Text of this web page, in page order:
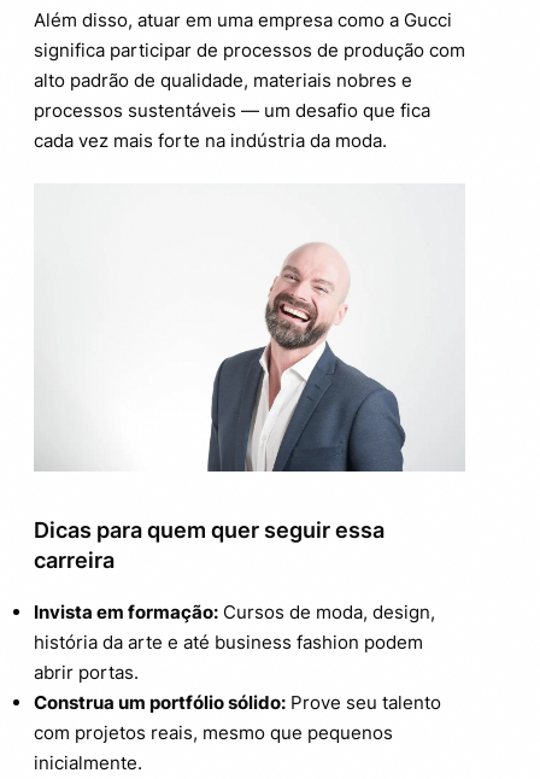
Além disso, atuar em uma empresa como a Gucci
significa participar de processos de produção com
alto padrão de qualidade, materiais nobres e
processos sustentáveis — um desafio que fica
cada vez mais forte na indústria da moda.
Dicas para quem quer seguir essa
carreira
Invista em formação: Cursos de moda, design,
história da arte e até business fashion podem
abrir portas.
Construa um portfólio sólido: Prove seu talento
com projetos reais, mesmo que pequenos
inicialmente.